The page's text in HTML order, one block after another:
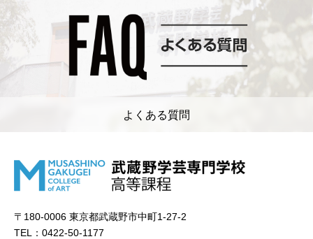
よくある質問
〒180-0006 東京都武蔵野市中町1-27-2
TEL：0422-50-1177